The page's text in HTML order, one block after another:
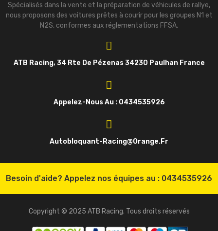
Spécialisés dans la vente et la préparation de véhicules de rallye,
nous proposons des voitures prêtes à courir pour les groupes N1 et
N2S, conformes aux réglementations FFSA.
ATB Racing, 34 Rte De Pézenas 34230 Paulhan France
Appelez-Nous Au : 0434535926
Autobloquant-Racing@orange.fr
Besoin d'aide? Appelez nos équipes au : 0434535926
Copyright © 2025 ATB Racing. Tous droits réservés